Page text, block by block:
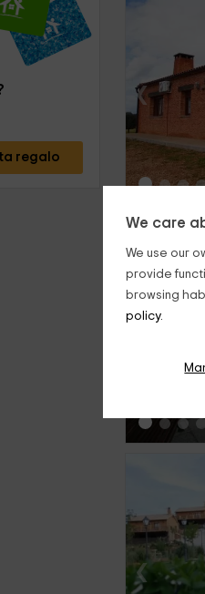
We care
We use our
provide
browsing
policy.
regalo
‹
‹
‹